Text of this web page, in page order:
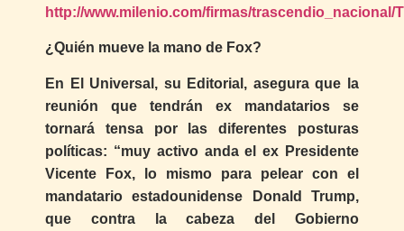
http://www.milenio.com/firmas/trascendio_nacional/
¿Quién mueve la mano de Fox?
En El Universal, su Editorial, asegura que la
reunión que tendrán ex mandatarios se
tornará tensa por las diferentes posturas
políticas: “muy activo anda el ex Presidente
Vicente Fox, lo mismo para pelear con el
mandatario estadounidense Donald Trump,
que contra la cabeza del Gobierno